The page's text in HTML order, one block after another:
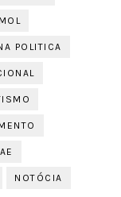
POLITICA
NOTÓCIA